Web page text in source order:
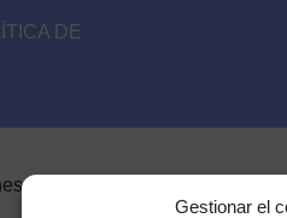
Gestionar el
DE